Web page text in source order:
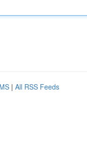
| All RSS Feeds